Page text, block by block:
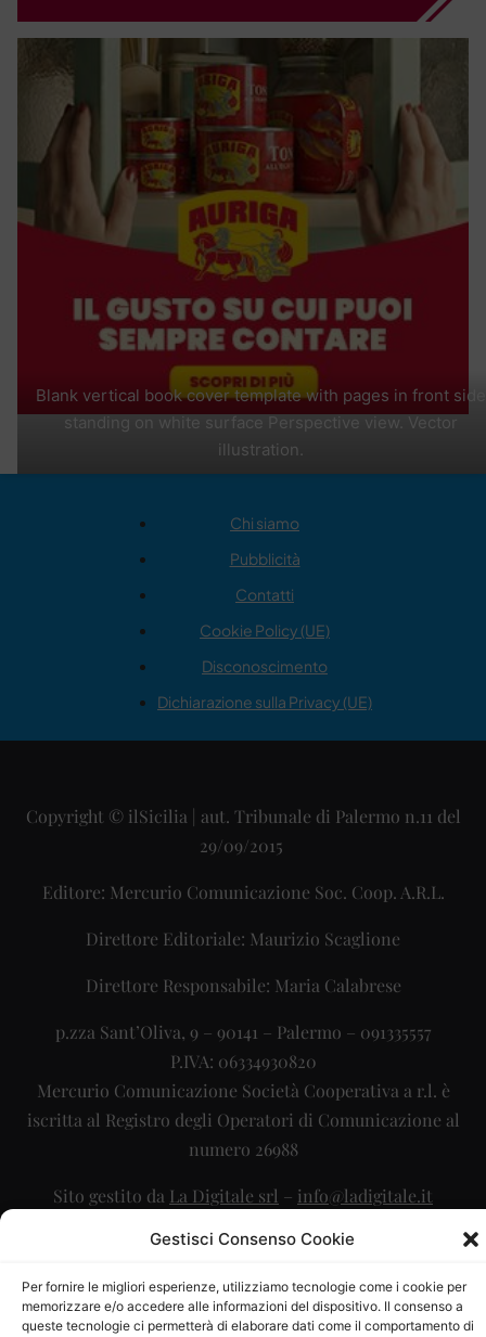
Gestisci Consenso Cookie
Per fornire le migliori esperienze, utilizziamo tecnologie come i cookie per
memorizzare e/o accedere alle informazioni del dispositivo. Il consenso a
queste tecnologie ci permetterà di elaborare dati come il comportamento di
Blank vertical book cover template with pages in front side
standing on white surface Perspective view. Vector
illustration.
Chi siamo
Pubblicità
Contatti
Cookie Policy (UE)
Disconoscimento
Dichiarazione sulla Privacy (UE)
Copyright © ilSicilia | aut. Tribunale di Palermo n.11 del
29/09/2015
Editore: Mercurio Comunicazione Soc. Coop. A.R.L.
Direttore Editoriale: Maurizio Scaglione
Direttore Responsabile: Maria Calabrese
p.zza Sant’Oliva, 9 – 90141 – Palermo – 091335557
P.IVA: 06334930820
Mercurio Comunicazione Società Cooperativa a r.l. è
iscritta al Registro degli Operatori di Comunicazione al
numero 26988
Sito gestito da La Digitale srl – info@ladigitale.it